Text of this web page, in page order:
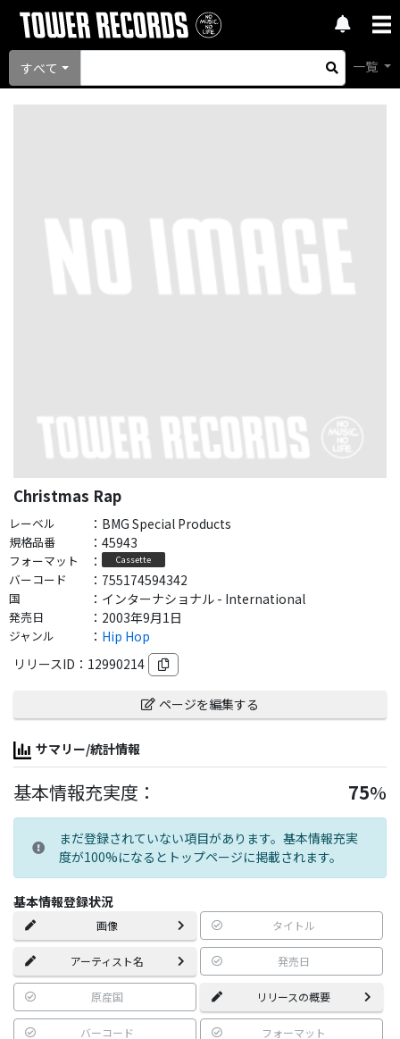
すべて 一覧
Christmas Rap
レーベル ： BMG Special Products
規格品番 ： 45943
フォーマット ： Cassette
バーコード ： 755174594342
国 ： インターナショナル - International
発売日 ： 2003年9月1日
ジャンル ： Hip Hop
リリースID： 12990214
ページを編集する
サマリー/統計情報
基本情報充実度： 75%
まだ登録されていない項目があります。基本情報充実
度が100%になるとトップページに掲載されます。
基本情報登録状況
画像 タイトル
アーティスト名 発売日
原産国 リリースの概要
バーコード フォーマット